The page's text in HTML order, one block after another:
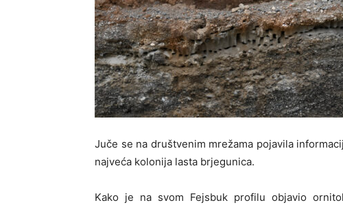
Juče se na društvenim mrežama pojavila
najveća kolonija lasta brjegunica.
Kako je na svom Fejsbuk profilu objavio